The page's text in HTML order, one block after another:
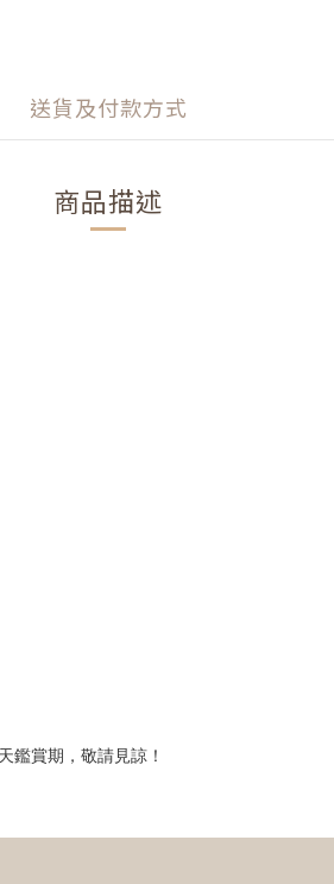
送貨及付款方式
商品描述
鑑賞期，敬請見諒！